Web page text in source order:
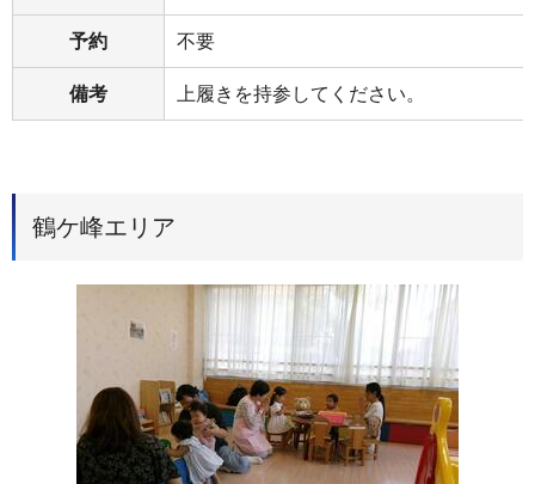
予約 不要
備考 上履きを持参してください。
鶴ケ峰エリア